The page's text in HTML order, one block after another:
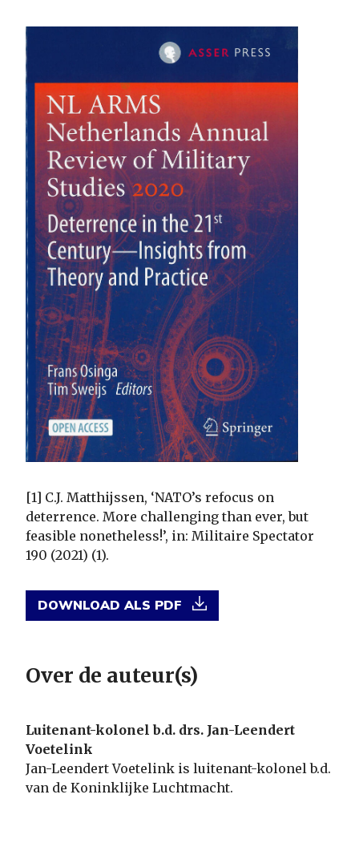
[1] C.J. Matthijssen, ‘NATO’s refocus on
deterrence. More challenging than ever, but
feasible nonetheless!’, in: Militaire Spectator
190 (2021) (1).
DOWNLOAD ALS PDF
Over de auteur(s)
Luitenant-kolonel b.d. drs. Jan-Leendert
Voetelink
Jan-Leendert Voetelink is luitenant-kolonel b.d.
van de Koninklijke Luchtmacht.